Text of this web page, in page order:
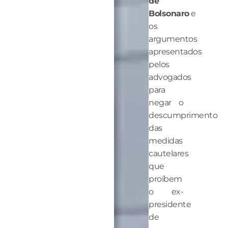
Bolsonaroe
os
argumentos
apresentados
pelos
advogados
para
negar o
descumprimento
das
medidas
cautelares
que
proíbem
o ex-
presidente
de